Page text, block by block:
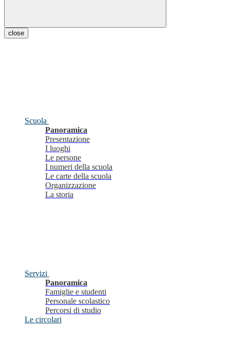
close
Scuola
Panoramica
Presentazione
I luoghi
Le persone
I numeri della scuola
Le carte della scuola
Organizzazione
La storia
Servizi
Panoramica
Famiglie e studenti
Personale scolastico
Percorsi di studio
Le circolari